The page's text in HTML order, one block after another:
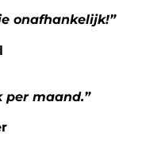
onafhankelijk!”
per maand.”